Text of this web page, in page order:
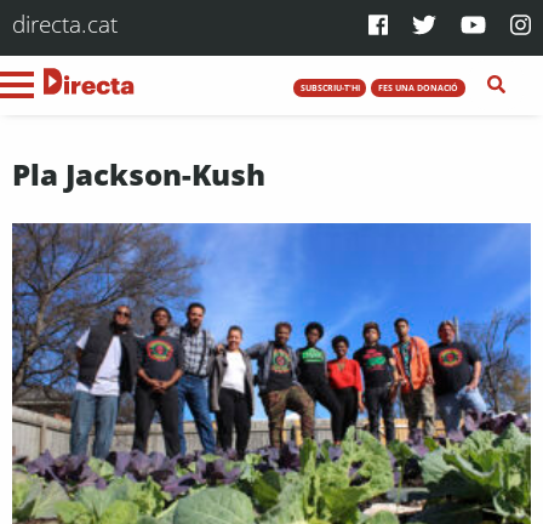
directa.cat
SUBSCRIU-T'HI FES UNA DONACIÓ
Pla Jackson-Kush